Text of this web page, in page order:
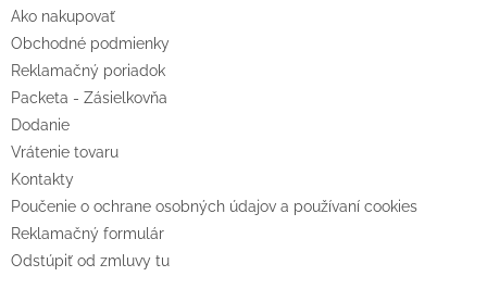
e
Ako nakupovať
Obchodné podmienky
Reklamačný poriadok
Packeta - Zásielkovňa
Dodanie
Vrátenie tovaru
Kontakty
Poučenie o ochrane osobných údajov a používaní cookies
Reklamačný formulár
Odstúpiť od zmluvy tu